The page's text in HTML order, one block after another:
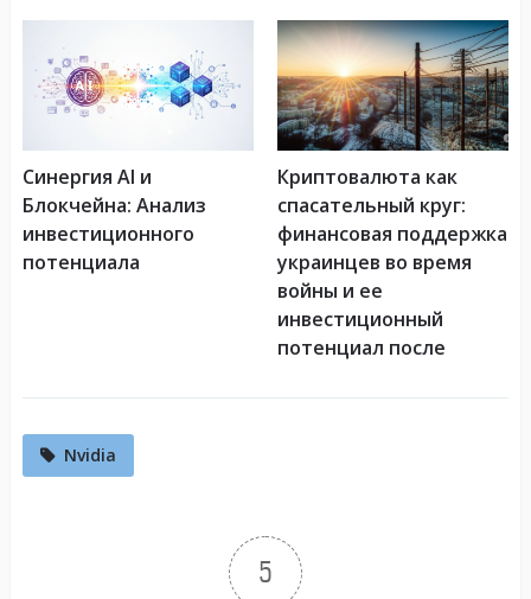
Синергия AI и
Блокчейна: Анализ
инвестиционного
потенциала
Криптовалюта как
спасательный круг:
финансовая поддержка
украинцев во время
войны и ее
инвестиционный
потенциал после
Nvidia
5